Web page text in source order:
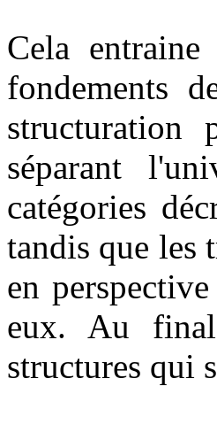
Cela
fondements
structuration
séparant
catégories
tandis que les
en
eux. Au
structures qui